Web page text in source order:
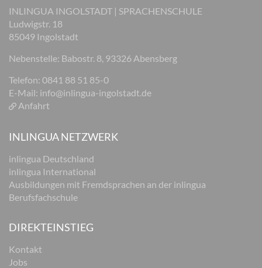
INLINGUA INGOLSTADT | SPRACHENSCHULE
Ludwigstr. 18
85049 Ingolstadt
Nebenstelle: Babostr. 8, 93326 Abensberg
Telefon: 0841 88 51 85-0
E-Mail: info@inlingua-ingolstadt.de
Anfahrt
INLINGUA NETZWERK
inlingua Deutschland
inlingua International
Ausbildungen mit Fremdsprachen an der inlingua
Berufsfachschule
DIREKTEINSTIEG
Kontakt
Jobs